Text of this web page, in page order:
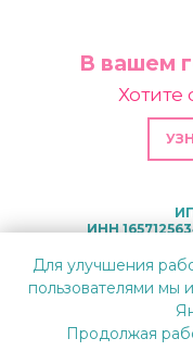
ИНН
Политика
В вашем
Хотите
Для улучшения
пользователями мы
Продолжая